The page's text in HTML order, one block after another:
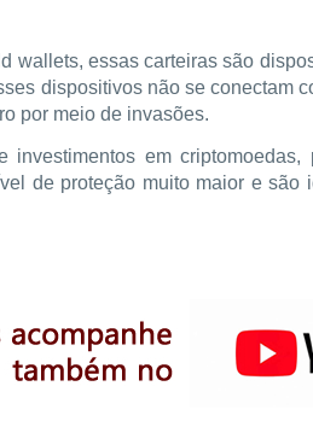
wallets, essas carteiras são
dispositivos não se conectam
por meio de invasões.
em
de proteção muito maior e são